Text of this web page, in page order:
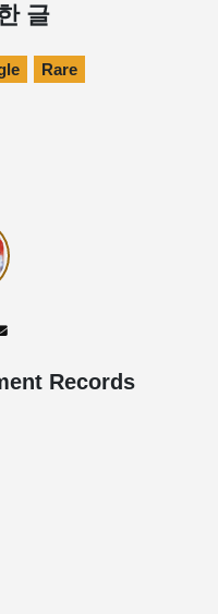
글
Rare
Records